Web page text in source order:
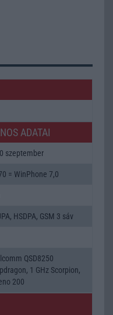
ADATAI
szeptember
= WinPhone 7,0
HSDPA, GSM 3 sáv
QSD8250
1 GHz Scorpion,
200